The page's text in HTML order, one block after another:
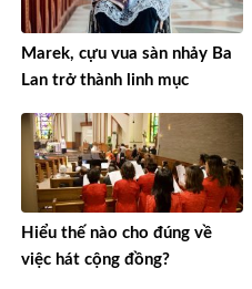
Marek, cựu vua sàn nhảy Ba
Lan trở thành linh mục
Hiểu thế nào cho đúng về
việc hát cộng đồng?